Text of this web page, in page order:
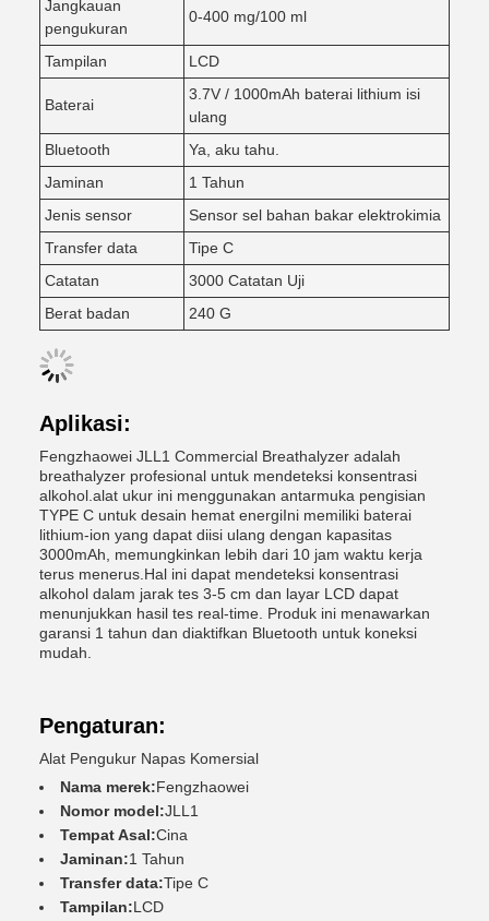
Jangkauan
pengukuran
0-400 mg/100 ml
Tampilan LCD
Baterai
3.7V / 1000mAh baterai lithium isi
ulang
Bluetooth
Ya, aku tahu.
Jaminan
1 Tahun
Jenis sensor
Sensor sel bahan bakar elektrokimia
Transfer data
Tipe C
Catatan
3000 Catatan Uji
Berat badan
240 G
Aplikasi:
Fengzhaowei JLL1 Commercial Breathalyzer adalah
breathalyzer profesional untuk mendeteksi konsentrasi
alkohol.alat ukur ini menggunakan antarmuka pengisian
TYPE C untuk desain hemat energiIni memiliki baterai
lithium-ion yang dapat diisi ulang dengan kapasitas
3000mAh, memungkinkan lebih dari 10 jam waktu kerja
terus menerus.Hal ini dapat mendeteksi konsentrasi
alkohol dalam jarak tes 3-5 cm dan layar LCD dapat
menunjukkan hasil tes real-time. Produk ini menawarkan
garansi 1 tahun dan diaktifkan Bluetooth untuk koneksi
mudah.
Pengaturan:
Alat Pengukur Napas Komersial
Nama merek:Fengzhaowei
Nomor model:JLL1
Tempat Asal:Cina
Jaminan:1 Tahun
Transfer data:Tipe C
Tampilan:LCD